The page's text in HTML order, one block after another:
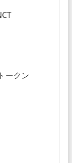
トークン